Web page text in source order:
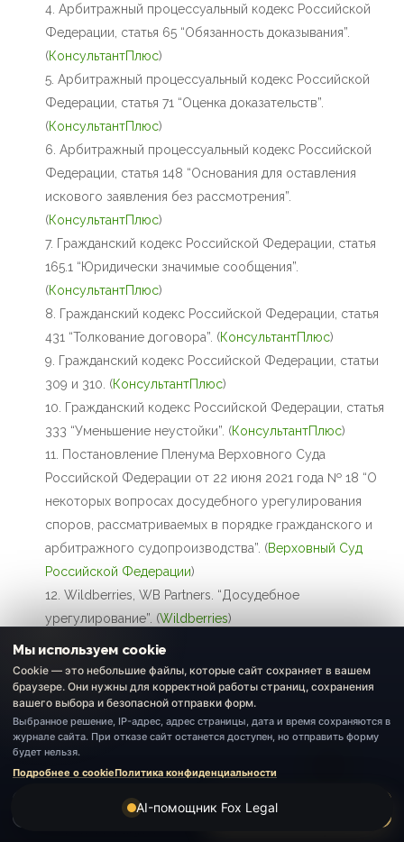
Арбитражный процессуальный кодекс Российской
Федерации, статья 65 “Обязанность доказывания”.
(КонсультантПлюс⁠)
Арбитражный процессуальный кодекс Российской
Федерации, статья 71 “Оценка доказательств”.
(КонсультантПлюс⁠)
Арбитражный процессуальный кодекс Российской
Федерации, статья 148 “Основания для оставления
искового заявления без рассмотрения”.
(КонсультантПлюс⁠)
Гражданский кодекс Российской Федерации, статья
165.1 “Юридически значимые сообщения”.
(КонсультантПлюс⁠)
Гражданский кодекс Российской Федерации, статья
431 “Толкование договора”. (КонсультантПлюс⁠)
Гражданский кодекс Российской Федерации, статьи
309 и 310. (КонсультантПлюс⁠)
Гражданский кодекс Российской Федерации, статья
333 “Уменьшение неустойки”. (КонсультантПлюс⁠)
Постановление Пленума Верховного Суда
Российской Федерации от 22 июня 2021 года № 18 “О
некоторых вопросах досудебного урегулирования
споров, рассматриваемых в порядке гражданского и
арбитражного судопроизводства”. (Верховный Суд
Российской Федерации⁠)
Wildberries, WB Partners. “Досудебное
урегулирование”. (Wildberries⁠)
Решение Арбитражного суда города Москвы по
делу № А40-273219/2022, 28 февраля 2023 года.
(Tinkoff Journal⁠)
Решение Арбитражного суда города Москвы по
делу № А40-156937/2022, 11 ноября 2022 года. (Tinkoff
Journal
Ozon Seller. “Архив изменений в договоре для
продавцов товаров”. (Seller Edu⁠)
AI-помощник Fox Legal
Мы используем cookie
Cookie — это небольшие файлы, которые сайт сохраняет в вашем
браузере. Они нужны для корректной работы страниц, сохранения
вашего выбора и безопасной отправки форм.
Выбранное решение, IP-адрес, адрес страницы, дата и время сохраняются в
журнале сайта. При отказе сайт останется доступен, но отправить форму
будет нельзя.
Подробнее о cookieПолитика конфиденциальности
Отказаться Принять